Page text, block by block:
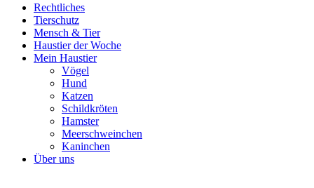
Rechtliches
Tierschutz
Mensch & Tier
Haustier der Woche
Mein Haustier
Vögel
Hund
Katzen
Schildkröten
Hamster
Meerschweinchen
Kaninchen
Über uns